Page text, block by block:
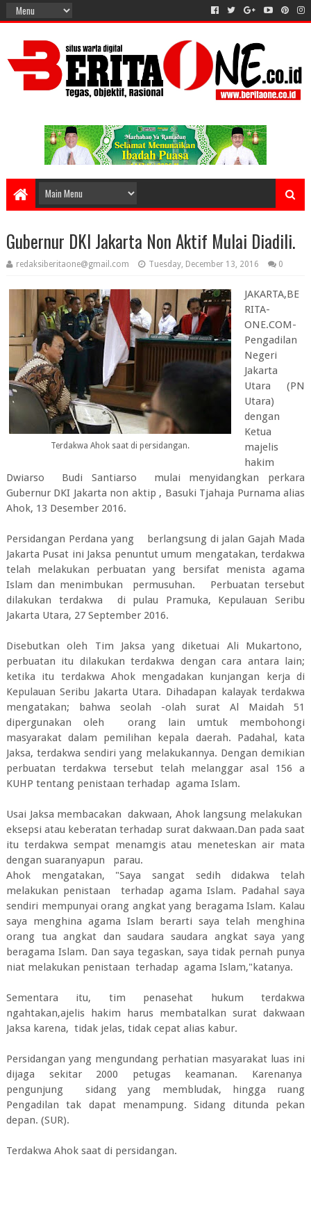
Gubernur DKI Jakarta Non Aktif Mulai Diadili.
redaksiberitaone@gmail.com Tuesday, December 13, 2016 0
Terdakwa Ahok saat di persidangan.
JAKARTA,BE
RITA-
ONE.COM-
Pengadilan
Negeri
Jakarta
Utara (PN
Utara)
dengan
Ketua
majelis
hakim
Dwiarso Budi Santiarso mulai menyidangkan perkara
Gubernur DKI Jakarta non aktip , Basuki Tjahaja Purnama alias
Ahok, 13 Desember 2016.
Persidangan Perdana yang berlangsung di jalan Gajah Mada
Jakarta Pusat ini Jaksa penuntut umum mengatakan, terdakwa
telah melakukan perbuatan yang bersifat menista agama
Islam dan menimbukan permusuhan. Perbuatan tersebut
dilakukan terdakwa di pulau Pramuka, Kepulauan Seribu
Jakarta Utara, 27 September 2016.
Disebutkan oleh Tim Jaksa yang diketuai Ali Mukartono,
perbuatan itu dilakukan terdakwa dengan cara antara lain;
ketika itu terdakwa Ahok mengadakan kunjangan kerja di
Kepulauan Seribu Jakarta Utara. Dihadapan kalayak terdakwa
mengatakan; bahwa seolah -olah surat Al Maidah 51
dipergunakan oleh orang lain umtuk membohongi
masyarakat dalam pemilihan kepala daerah. Padahal, kata
Jaksa, terdakwa sendiri yang melakukannya. Dengan demikian
perbuatan terdakwa tersebut telah melanggar asal 156 a
KUHP tentang penistaan terhadap agama Islam.
Usai Jaksa membacakan dakwaan, Ahok langsung melakukan
eksepsi atau keberatan terhadap surat dakwaan.Dan pada saat
itu terdakwa sempat menamgis atau meneteskan air mata
dengan suaranyapun parau.
Ahok mengatakan, "Saya sangat sedih didakwa telah
melakukan penistaan terhadap agama Islam. Padahal saya
sendiri mempunyai orang angkat yang beragama Islam. Kalau
saya menghina agama Islam berarti saya telah menghina
orang tua angkat dan saudara saudara angkat saya yang
beragama Islam. Dan saya tegaskan, saya tidak pernah punya
niat melakukan penistaan terhadap agama Islam,"katanya.
Sementara itu, tim penasehat hukum terdakwa
ngahtakan,ajelis hakim harus membatalkan surat dakwaan
Jaksa karena, tidak jelas, tidak cepat alias kabur.
Persidangan yang mengundang perhatian masyarakat luas ini
dijaga sekitar 2000 petugas keamanan. Karenanya
pengunjung sidang yang membludak, hingga ruang
Pengadilan tak dapat menampung. Sidang ditunda pekan
depan. (SUR).
Terdakwa Ahok saat di persidangan.